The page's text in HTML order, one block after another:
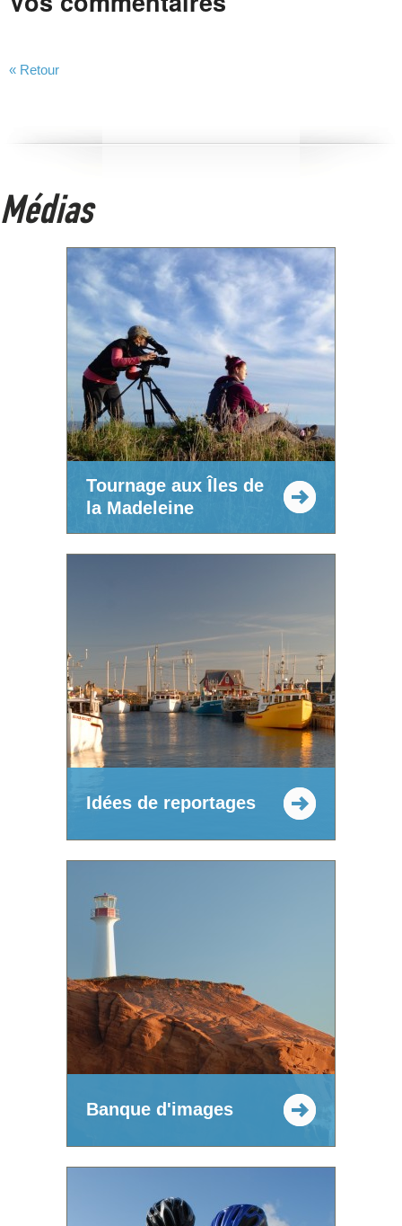
« Retour
Médias
Tournage aux Îles de
la Madeleine
Idées de reportages
Banque d'images